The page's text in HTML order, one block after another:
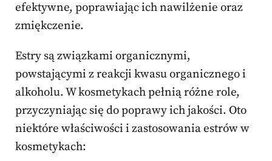
efektywne, poprawiając ich nawilżenie oraz
zmiękczenie.
Estry są związkami organicznymi,
powstającymi z reakcji kwasu organicznego i
alkoholu. W kosmetykach pełnią różne role,
przyczyniając się do poprawy ich jakości. Oto
niektóre właściwości i zastosowania estrów w
kosmetykach: